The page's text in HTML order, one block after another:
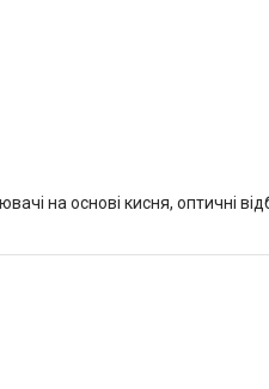
на основі кисня, оптичні